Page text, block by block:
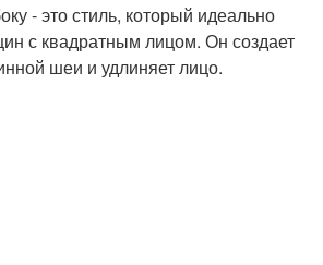
- это стиль, который идеально
с квадратным лицом. Он создает
шеи и удлиняет лицо.